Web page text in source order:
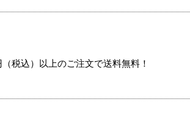
税込）以上のご注文で送料無料！